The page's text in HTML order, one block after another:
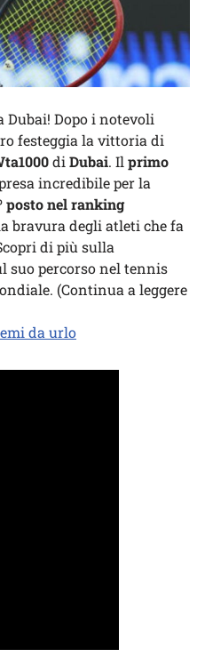
Dubai! Dopo i notevoli
festeggia la vittoria di
di Dubai. Il primo
incredibile per la
posto nel ranking
bravura degli atleti che fa
di più sulla
suo percorso nel tennis
(Continua a leggere
da urlo